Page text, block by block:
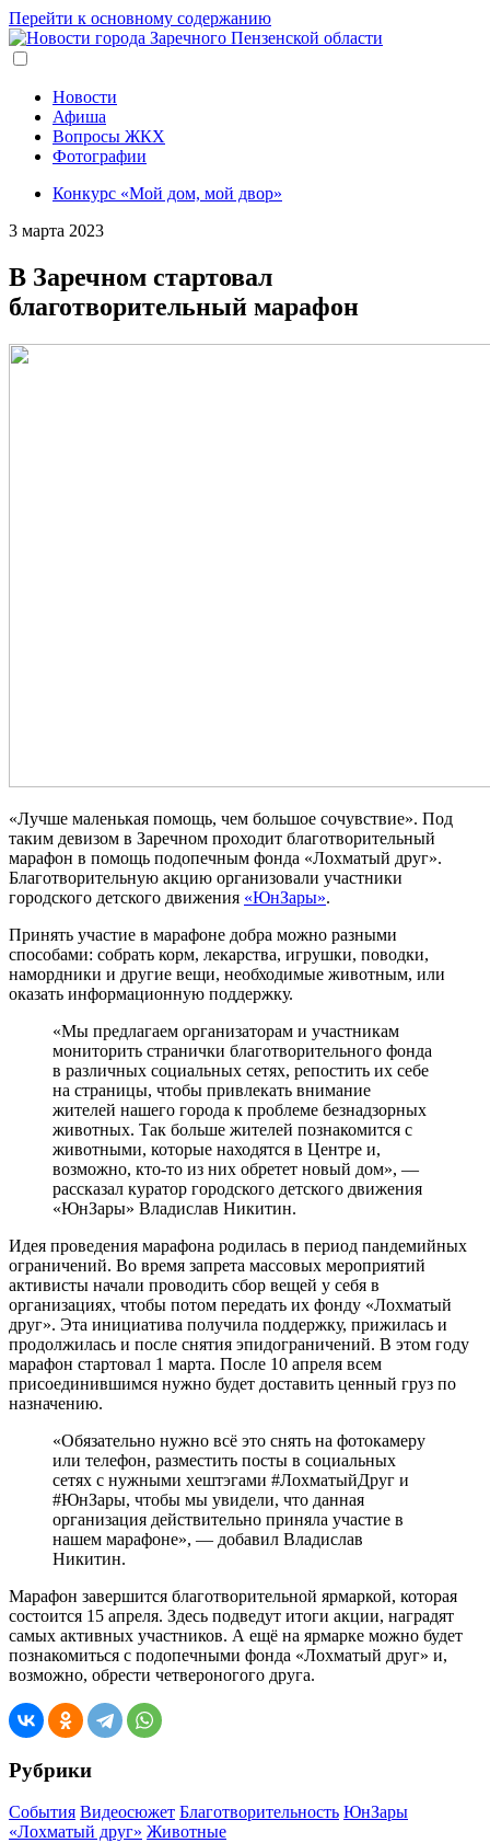
Перейти к основному содержанию
Новости
Афиша
Вопросы ЖКХ
Фотографии
Конкурс «Мой дом, мой двор»
3 марта 2023
В Заречном стартовал
благотворительный марафон
«Лучше маленькая помощь, чем большое сочувствие». Под
таким девизом в Заречном проходит благотворительный
марафон в помощь подопечным фонда «Лохматый друг».
Благотворительную акцию организовали участники
городского детского движения «ЮнЗары».
Принять участие в марафоне добра можно разными
способами: собрать корм, лекарства, игрушки, поводки,
намордники и другие вещи, необходимые животным, или
оказать информационную поддержку.
«Мы предлагаем организаторам и участникам
мониторить странички благотворительного фонда
в различных социальных сетях, репостить их себе
на страницы, чтобы привлекать внимание
жителей нашего города к проблеме безнадзорных
животных. Так больше жителей познакомится с
животными, которые находятся в Центре и,
возможно, кто-то из них обретет новый дом», —
рассказал куратор городского детского движения
«ЮнЗары» Владислав Никитин.
Идея проведения марафона родилась в период пандемийных
ограничений. Во время запрета массовых мероприятий
активисты начали проводить сбор вещей у себя в
организациях, чтобы потом передать их фонду «Лохматый
друг». Эта инициатива получила поддержку, прижилась и
продолжилась и после снятия эпидограничений. В этом году
марафон стартовал 1 марта. После 10 апреля всем
присоединившимся нужно будет доставить ценный груз по
назначению.
«Обязательно нужно всё это снять на фотокамеру
или телефон, разместить посты в социальных
сетях с нужными хештэгами #ЛохматыйДруг и
#ЮнЗары, чтобы мы увидели, что данная
организация действительно приняла участие в
нашем марафоне», — добавил Владислав
Никитин.
Марафон завершится благотворительной ярмаркой, которая
состоится 15 апреля. Здесь подведут итоги акции, наградят
самых активных участников. А ещё на ярмарке можно будет
познакомиться с подопечными фонда «Лохматый друг» и,
возможно, обрести четвероногого друга.
Рубрики
События Видеосюжет Благотворительность ЮнЗары
«Лохматый друг» Животные